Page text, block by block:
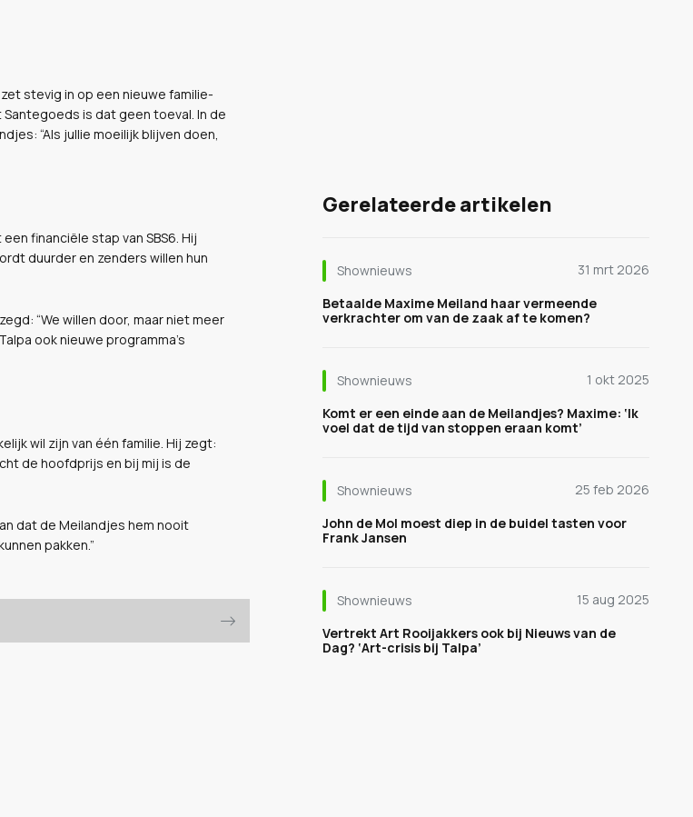
stevig in op een nieuwe familie-
is dat geen toeval. In de
“Als jullie moeilijk blijven doen,
financiële stap van SBS6. Hij
duurder en zenders willen hun
“We willen door, maar niet meer
ook nieuwe programma’s
wil zijn van één familie. Hij zegt:
de hoofdprijs en bij mij is de
dat de Meilandjes hem nooit
pakken.”
Gerelateerde artikelen
Shownieuws
31 mrt 2026
Betaalde Maxime Meiland haar vermeende
verkrachter om van de zaak af te komen?
Shownieuws
1 okt 2025
Komt er een einde aan de Meilandjes? Maxime: ‘Ik
voel dat de tijd van stoppen eraan komt’
Shownieuws
25 feb 2026
John de Mol moest diep in de buidel tasten voor
Frank Jansen
Shownieuws
15 aug 2025
Vertrekt Art Rooijakkers ook bij Nieuws van de
Dag? ‘Art-crisis bij Talpa’